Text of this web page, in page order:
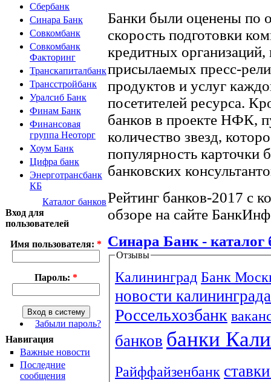
Сбербанк
Синара Банк
Совкомбанк
Совкомбанк
Факторинг
Транскапиталбанк
Трансстройбанк
Уралсиб Банк
Финам Банк
Финансовая
группа Неоторг
Хоум Банк
Цифра банк
Энерготрансбанк
КБ
Каталог банков
Вход для
пользователей
Имя пользователя: *
Пароль: *
Забыли пароль?
Навигация
Важные новости
Последние
сообщения
Банки были оценены по
скорость подготовки
кредитных организаций,
присылаемых пресс-
продуктов и услуг
посетителей ресурса.
банков в проекте НФК,
количество звезд,
популярность карточки
банковских
Рейтинг банков-2017 с
обзоре на сайте
Синара Банк - каталог
Отзывы
Калининград Банк
новости калининграда
Россельхозбанк
банков банки
Райффайзенбанк